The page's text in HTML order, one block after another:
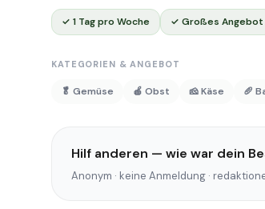
✓ 1 Tag pro Woche ✓ Großes Angebot
KATEGORIEN & ANGEBOT
🥬 Gemüse 🍎 Obst 🧀 Käse 🥖
Hilf anderen — wie war dein
Anonym · keine Anmeldung ·